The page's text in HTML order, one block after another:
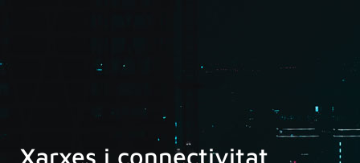
Xarxes i connectivitat